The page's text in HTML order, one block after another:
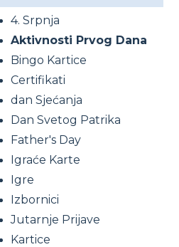
4. Srpnja
Aktivnosti Prvog Dana
Bingo Kartice
Certifikati
dan Sjećanja
Dan Svetog Patrika
Father's Day
Igraće Karte
Igre
Izbornici
Jutarnje Prijave
Kartice